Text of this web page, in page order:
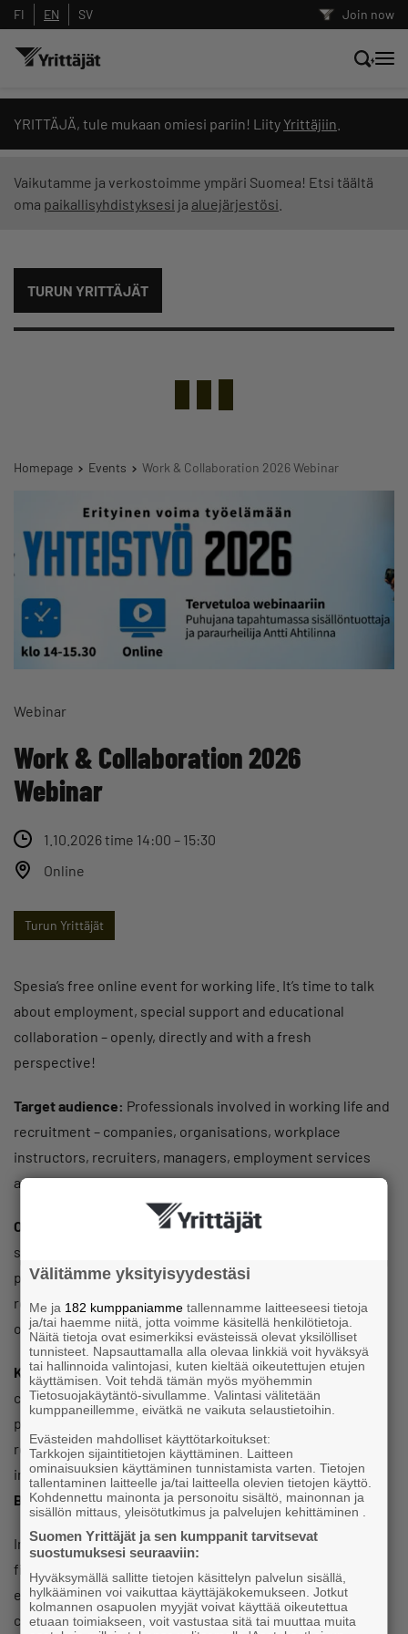
Join now
FI EN SV
YRITTÄJÄ, tule mukaan omiesi pariin! Liity Yrittäjiin
Vaikutamme ja verkostoimme ympäri Suomea! Etsi täältä
oma paikallisyhdistyksesi ja aluejärjestösi
TURUN YRITTÄJÄT
Homepage Events Work & Collaboration 2026 Webinar
Webinar
Work & Collaboration 2026
Webinar
1.10.2026 time 14:00 – 15:30
Online
Turun Yrittäjät
Spesia’s free online event for working life. It’s time to talk
about employment, special support and educational
collaboration – openly, directly and with a fresh
perspective!
Target audience: Professionals involved in working life and
recruitment – companies, organisations, workplace
instructors, recruiters, managers, employment services
and NGOs.
Objective:
To highlight the enormous potential that
students requiring special support and individuals with
partial work ability bring to working life. The event will also
recognise and showcase the best collaboration initiatives
of 2026.
Keynote Speaker:The webinar’s keynote speaker is active
content creator and para-athleteAntti Ahtilinna
particularly well known on TikTok and Instagram. Antti is
recognised for combining themes of diversity and humour
in his content. He has also appeared in Season 2 ofSointu
Borg & Tyrkytand Season 8 ofElossa 24h.
In his presentation, Antti will share his personal journey of
finding direction through difference, courage and
experimentation, leading to a career as an athlete and
content creator – a field where one’s own voice and story
Search news, content and training
Välitämme yksityisyydestäsi
Me ja 182 kumppaniamme tallennamme laitteeseesi tietoja
ja/tai haemme niitä, jotta voimme käsitellä henkilötietoja.
Näitä tietoja ovat esimerkiksi evästeissä olevat yksilölliset
tunnisteet. Napsauttamalla alla olevaa linkkiä voit hyväksyä
tai hallinnoida valintojasi, kuten kieltää oikeutettujen etujen
käyttämisen. Voit tehdä tämän myös myöhemmin
Tietosuojakäytäntö-sivullamme. Valintasi välitetään
kumppaneillemme, eivätkä ne vaikuta selaustietoihin.
Evästeiden mahdolliset käyttötarkoitukset:
Tarkkojen sijaintitietojen käyttäminen. Laitteen
ominaisuuksien käyttäminen tunnistamista varten. Tietojen
tallentaminen laitteelle ja/tai laitteella olevien tietojen käyttö.
Kohdennettu mainonta ja personoitu sisältö, mainonnan ja
sisällön mittaus, yleisötutkimus ja palvelujen kehittäminen .
Suomen Yrittäjät ja sen kumppanit tarvitsevat
suostumuksesi seuraaviin:
Hyväksymällä sallitte tietojen käsittelyn palvelun sisällä,
hylkääminen voi vaikuttaa käyttäjäkokemukseen. Jotkut
kolmannen osapuolen myyjät voivat käyttää oikeutettua
etuaan toimiakseen, voit vastustaa sitä tai muuttaa muita